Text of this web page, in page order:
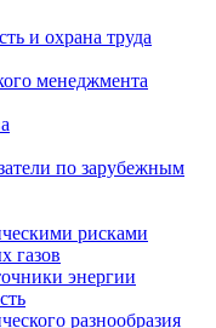
и охрана труда
менеджмента
по зарубежным
рисками
газов
энергии
разнообразия